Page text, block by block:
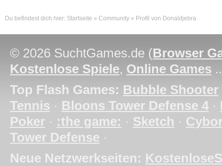
Du befindest dich hier: Startseite » Community » Profil von Donaldjebra
© 2026 SuchtGames.de (Browser
Kostenlose Spiele, Online Games
Top Flash Games: Bubble Shooter
Tennis · Bloons Tower Defense 4 ·
Poker · :the game: · Sketch ·
Tower Defense ·
Neue Netzwerkseiten: